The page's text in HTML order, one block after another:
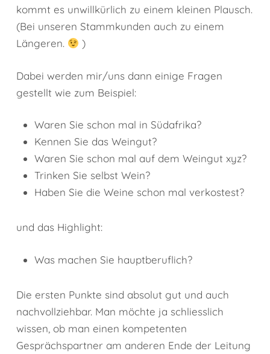
kommt es unwillkürlich zu einem kleinen Plausch.
(Bei unseren Stammkunden auch zu einem
Längeren.
)
Dabei werden mir/uns dann einige Fragen
gestellt wie zum Beispiel:
Waren Sie schon mal in Südafrika?
Kennen Sie das Weingut?
Waren Sie schon mal auf dem Weingut xyz?
Trinken Sie selbst Wein?
Haben Sie die Weine schon mal verkostest?
und das Highlight:
Was machen Sie hauptberuflich?
Die ersten Punkte sind absolut gut und auch
nachvollziehbar. Man möchte ja schliesslich
wissen, ob man einen kompetenten
Gesprächspartner am anderen Ende der Leitung